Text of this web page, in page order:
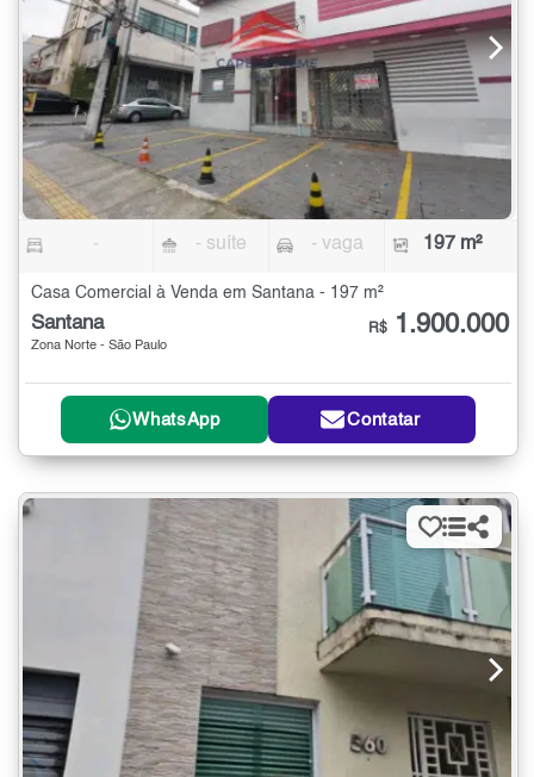
- - suíte - vaga 197 m²
Casa Comercial à Venda em Santana - 197 m²
Santana
Zona Norte - São Paulo
R$ 1.900.000
WhatsApp Contatar